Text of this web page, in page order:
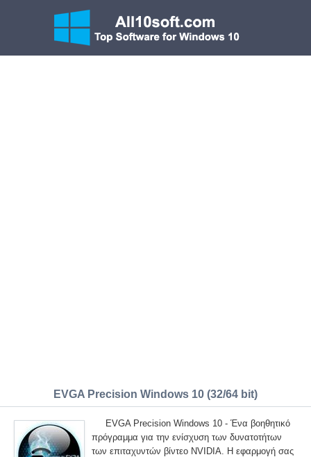
EVGA Precision Windows 10 (32/64 bit)
EVGA Precision Windows 10 - Ένα βοηθητικό
πρόγραμμα για την ενίσχυση των δυνατοτήτων
των επιταχυντών βίντεο NVIDIA. Η εφαρμογή σας